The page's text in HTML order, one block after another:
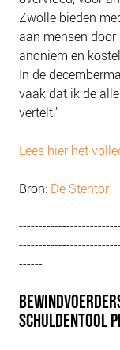
Zwolle bieden
aan mensen door
anoniem en
In de
vaak dat ik de
vertelt.’’
Lees hier het
Bron: De Stentor
------
SCHULDENTOOL